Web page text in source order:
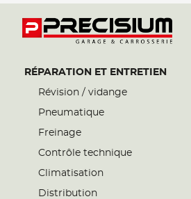
RÉPARATION ET ENTRETIEN
Révision / vidange
Pneumatique
Freinage
Contrôle technique
Climatisation
Distribution